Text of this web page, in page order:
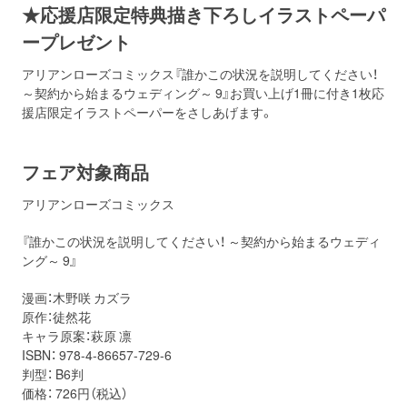
★応援店限定特典描き下ろしイラストペーパ
ープレゼント
アリアンローズコミックス『誰かこの状況を説明してください！
～契約から始まるウェディング～ 9』お買い上げ1冊に付き1枚応
援店限定イラストペーパーをさしあげます。
フェア対象商品
アリアンローズコミックス
『誰かこの状況を説明してください！ ～契約から始まるウェディ
ング～ 9』
漫画：木野咲 カズラ
原作：徒然花
キャラ原案：萩原 凛
ISBN： 978-4-86657-729-6
判型： B6判
価格： 726円（税込）